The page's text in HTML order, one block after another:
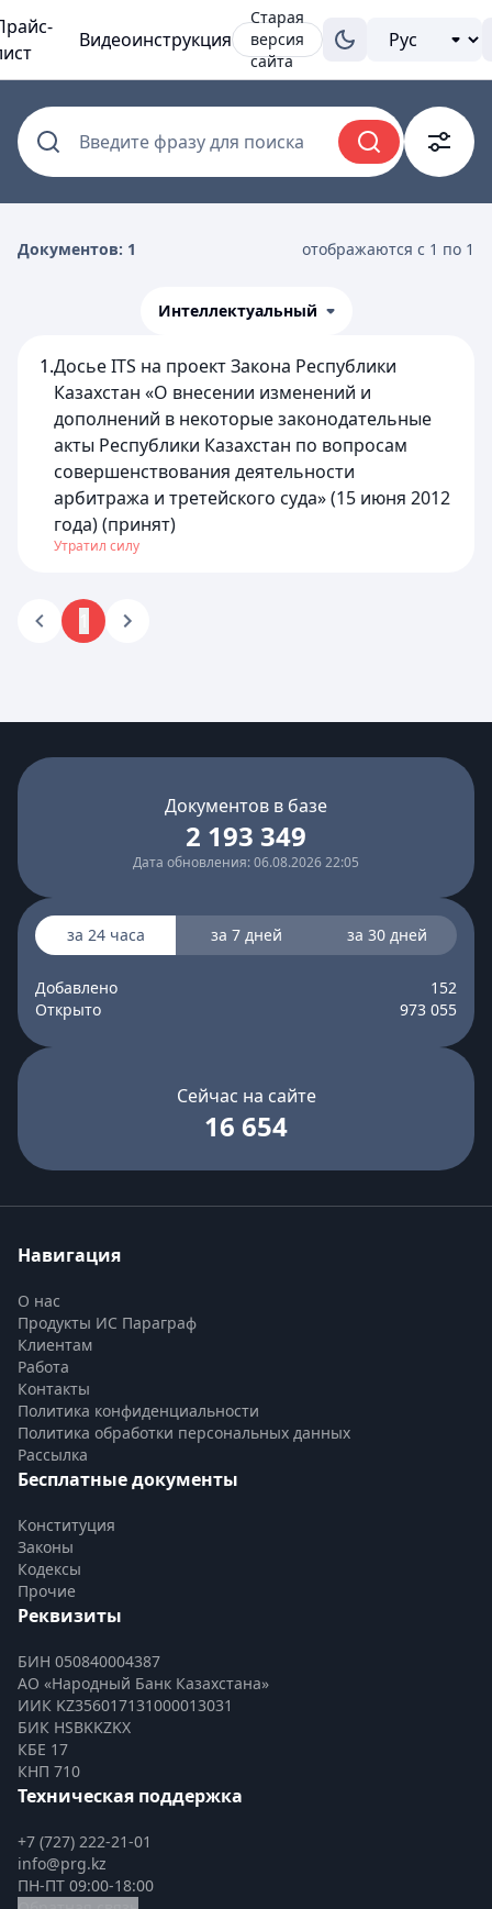
Видеоинструкция
Старая
версия
сайта
Введите фразу для поиска
Документов: 1 отображаются с 1 по 1
Интеллектуальный
1.Досье ITS на проект Закона Республики
Казахстан «О внесении изменений и
дополнений в некоторые законодательные
акты Республики Казахстан по вопросам
совершенствования деятельности
арбитража и третейского суда» (15 июня 2012
года) (принят)
Утратил силу
Документов в базе
2 193 349
Дата обновления: 06.08.2026 22:05
за 24 часа за 7 дней за 30 дней
Добавлено
152
Открыто
973 055
Сейчас на сайте
16 654
Навигация
О нас
Продукты ИС Параграф
Клиентам
Работа
Контакты
Политика конфиденциальности
Политика обработки персональных данных
Рассылка
Бесплатные документы
Конституция
Законы
Кодексы
Прочие
Реквизиты
БИН 050840004387
АО «Народный Банк Казахстана»
ИИК KZ356017131000013031
БИК HSBKKZKX
КБЕ 17
КНП 710
Техническая поддержка
+7 (727) 222-21-01
info@prg.kz
ПН-ПТ 09:00-18:00